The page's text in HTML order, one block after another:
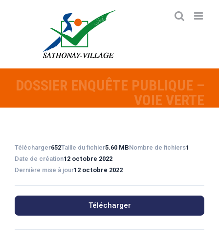
DOSSIER ENQUÊTE PUBLIQUE –
VOIE VERTE
Télécharger652Taille du fichier5.60 MBNombre de fichiers1
Date de création12 octobre 2022
Dernière mise à jour12 octobre 2022
Télécharger